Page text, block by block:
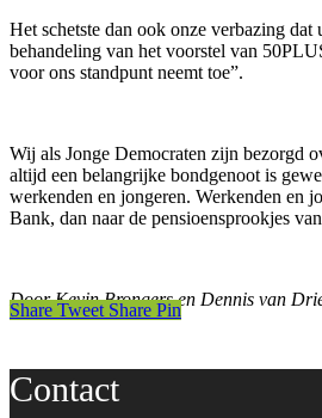
Het schetste dan ook onze verbazing
behandeling van het voorstel van
voor ons standpunt neemt toe”.
Wij als Jonge Democraten zijn bezorgd
altijd een belangrijke bondgenoot is
werkenden en jongeren. Werkenden en
Bank, dan naar de pensioensprookjes
Door Kevin Brongers en Dennis van
Share Tweet Share Pin
Contact